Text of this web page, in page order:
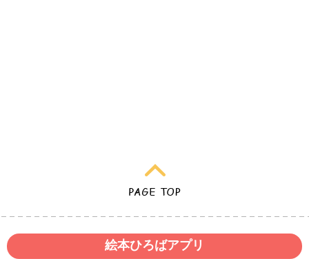
絵本ひろばアプリ